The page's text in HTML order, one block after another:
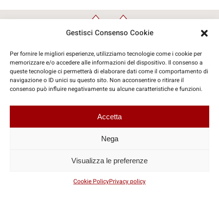
Gestisci Consenso Cookie
Per fornire le migliori esperienze, utilizziamo tecnologie come i cookie per
memorizzare e/o accedere alle informazioni del dispositivo. Il consenso a
queste tecnologie ci permetterà di elaborare dati come il comportamento di
navigazione o ID unici su questo sito. Non acconsentire o ritirare il
consenso può influire negativamente su alcune caratteristiche e funzioni.
Accetta
Nega
Visualizza le preferenze
Cookie PolicyPrivacy policy
© Copyright 2026 | Travelinform Sas
Coordinate Social
P.IVA: IT07425260721